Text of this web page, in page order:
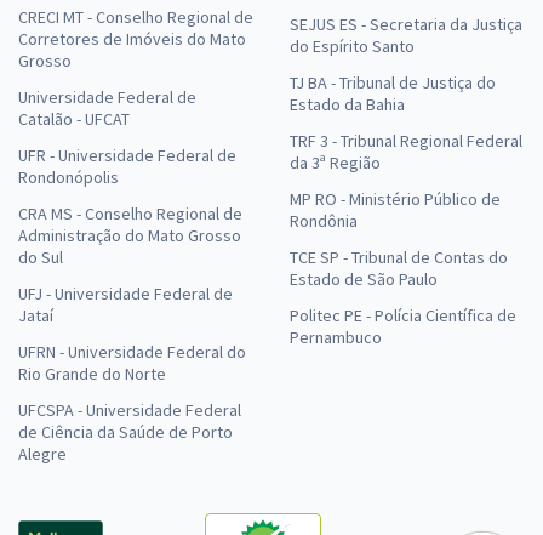
CRECI MT - Conselho Regional de
Corretores de Imóveis do Mato
Grosso
Universidade Federal de
Catalão - UFCAT
UFR - Universidade Federal de
Rondonópolis
CRA MS - Conselho Regional de
Administração do Mato Grosso
do Sul
UFJ - Universidade Federal de
Jataí
UFRN - Universidade Federal do
Rio Grande do Norte
UFCSPA - Universidade Federal
de Ciência da Saúde de Porto
Alegre
SEJUS ES - Secretaria da Justiça
do Espírito Santo
TJ BA - Tribunal de Justiça do
Estado da Bahia
TRF 3 - Tribunal Regional Federal
da 3ª Região
MP RO - Ministério Público de
Rondônia
TCE SP - Tribunal de Contas do
Estado de São Paulo
Politec PE - Polícia Científica de
Pernambuco